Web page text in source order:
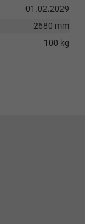
01.02.2029
2680 mm
100 kg